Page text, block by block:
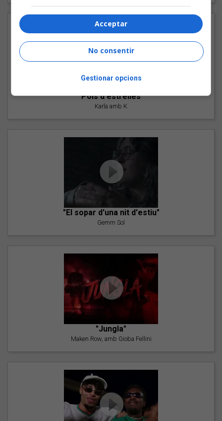
"Pols d'estrelles"
Karla amb K
"El sopar d'una nit d'estiu"
Gemm Sol
"Jungla"
Maken Row, amb Gioba Fellini
Acceptar
No consentir
Gestionar opcions